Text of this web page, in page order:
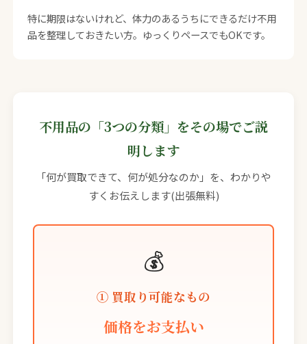
特に期限はないけれど、体力のあるうちにできるだけ不用
品を整理しておきたい方。ゆっくりペースでもOKです。
不用品の「3つの分類」をその場でご説
明します
「何が買取できて、何が処分なのか」を、わかりや
すくお伝えします(出張無料)
💰
① 買取り可能なもの
価格をお支払い